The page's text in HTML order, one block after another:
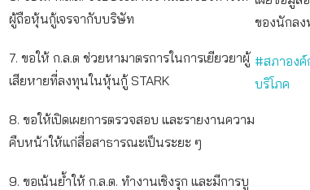
ผู้ถือหุ้นกู้เจรจากับบริษัท
7. ขอให้ ก.ล.ต ช่วยหามาตรการในการเยียวยาผู้
เสียหายที่ลงทุนในหุ้นกู้ STARK
8. ขอให้เปิดเผยการตรวจสอบ และรายงานความ
คืบหน้าให้แก่สื่อสาธารณะเป็นระยะ ๆ
9. ขอเน้นย้ำให้ ก.ล.ต. ทำงานเชิงรุก และมีการบู
ของนักลง
#สภาองค์
บริโภค